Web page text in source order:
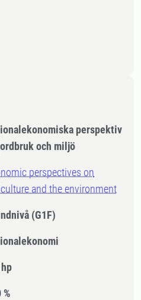
perspektiv
och miljö
perspectives on
and the environment
(G1F)
%